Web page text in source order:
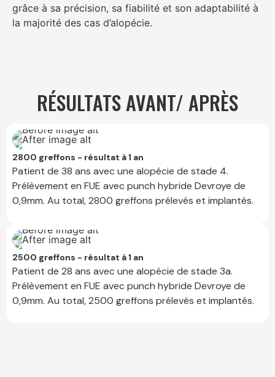
grâce à sa précision, sa fiabilité et son adaptabilité à
la majorité des cas d’alopécie.
RÉSULTATS AVANT/ APRÈS
2800 greffons - résultat à 1 an
Patient de 38 ans avec une alopécie de stade 4.
Prélèvement en FUE avec punch hybride Devroye de
0,9mm. Au total, 2800 greffons prélevés et implantés.
2500 greffons - résultat à 1 an
Patient de 28 ans avec une alopécie de stade 3a.
Prélèvement en FUE avec punch hybride Devroye de
0,9mm. Au total, 2500 greffons prélevés et implantés.